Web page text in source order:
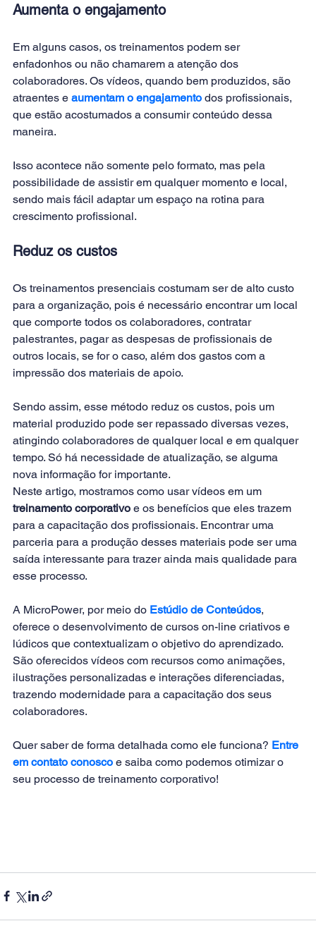
Aumenta o engajamento
Em alguns casos, os treinamentos podem ser
enfadonhos ou não chamarem a atenção dos
colaboradores. Os vídeos, quando bem produzidos, são
atraentes e aumentam o engajamento dos profissionais,
que estão acostumados a consumir conteúdo dessa
maneira.
Isso acontece não somente pelo formato, mas pela
possibilidade de assistir em qualquer momento e local,
sendo mais fácil adaptar um espaço na rotina para
crescimento profissional.
Reduz os custos
Os treinamentos presenciais costumam ser de alto custo
para a organização, pois é necessário encontrar um local
que comporte todos os colaboradores, contratar
palestrantes, pagar as despesas de profissionais de
outros locais, se for o caso, além dos gastos com a
impressão dos materiais de apoio.
Sendo assim, esse método reduz os custos, pois um
material produzido pode ser repassado diversas vezes,
atingindo colaboradores de qualquer local e em qualquer
tempo. Só há necessidade de atualização, se alguma
nova informação for importante.
Neste artigo, mostramos como usar vídeos em um
treinamento corporativo e os benefícios que eles trazem
para a capacitação dos profissionais. Encontrar uma
parceria para a produção desses materiais pode ser uma
saída interessante para trazer ainda mais qualidade para
esse processo.
A MicroPower, por meio do Estúdio de Conteúdos,
oferece o desenvolvimento de cursos on-line criativos e
lúdicos que contextualizam o objetivo do aprendizado.
São oferecidos vídeos com recursos como animações,
ilustrações personalizadas e interações diferenciadas,
trazendo modernidade para a capacitação dos seus
colaboradores.
Quer saber de forma detalhada como ele funciona? Entre
em contato conosco e saiba como podemos otimizar o
seu processo de treinamento corporativo!